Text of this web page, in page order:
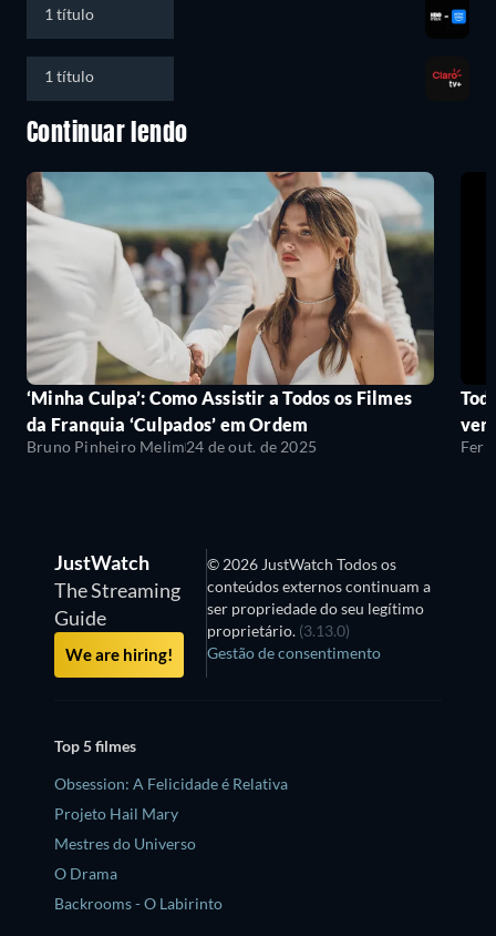
1 título
1 título
Continuar lendo
‘Minha Culpa’: Como Assistir a Todos os Filmes
da Franquia ‘Culpados’ em Ordem
Bruno Pinheiro Melim24 de out. de 2025
ver
JustWatch
The Streaming
Guide
We are hiring!
© 2026 JustWatch Todos os
conteúdos externos continuam a
ser propriedade do seu legítimo
proprietário. (3.13.0)
Gestão de consentimento
Top 5 filmes
Obsession: A Felicidade é Relativa
Projeto Hail Mary
Mestres do Universo
O Drama
Backrooms - O Labirinto